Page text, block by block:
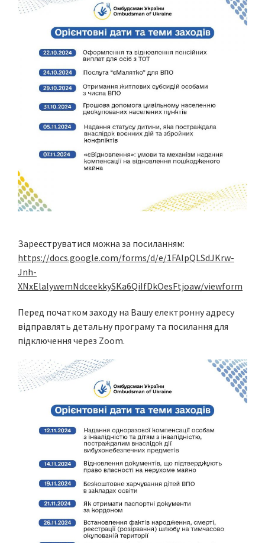
Зареєструватися можна за посиланням:
https://docs.google.com/forms/d/e/1FAIpQLSdJKrw-
Jnh-
XNxElalywemNdceekkySKa6QiIfDkOesFtjoaw/viewform
Перед початком заходу на Вашу електронну адресу
відправлять детальну програму та посилання для
підключення через Zoom.